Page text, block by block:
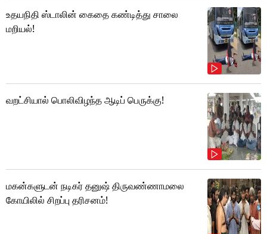
உதயநிதி ஸ்டாலின் கைதை கண்டித்து சாலை
மறியல்!
வறட்சியால் பொலிவிழந்த ஆடிப் பெருக்கு!
மகன்களுடன் நடிகர் தனுஷ் திருவண்ணாமலை
கோயிலில் சிறப்பு தரிசனம்!